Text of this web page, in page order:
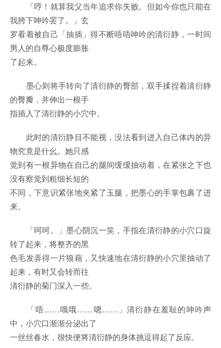
「哼！就算我父当年追求你失败。但如今你也只能在
我胯下呻吟罢了。」玄
罗看着被自己「抽插」得不断唔唔呻吟的清衍静，一时间
男人的自尊心极度膨胀
了起来。
墨心则将手转向了清衍静的臀部，双手揉捏着清衍静
的臀瓣，并伸出一根手
指插入了清衍静的小穴中。
此时的清衍静目不能视，没法看到进入自己体内的异
物究竟是什幺。她只感
觉到有一根异物在自己的腿间缓缓抽动着，在紧张之下也
没有察觉到粗细长短的
不同，下意识紧张地夹紧了玉腿，把墨心的手掌包裹了进
来。
「呵呵。」墨心阴沉一笑，手指在清衍静的小穴口旋
转了起来，将整齐的黑
色毛发弄得一片狼藉，又快速地在清衍静的小穴里抽动了
起来，有时又会转而往
清衍静的菊门深入一些。
「唔……哦哦……嗯……」清衍静在羞耻的呻吟声
中，小穴口渐渐分泌出了
一丝丝春水，很快便将清衍静的身体挑逗得起了反应。